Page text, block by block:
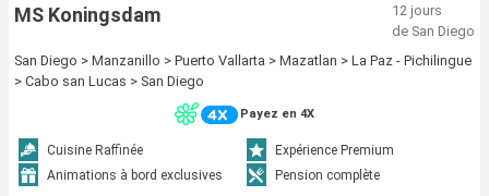
MS Koningsdam
12 jours
de San Diego
San Diego > Manzanillo > Puerto Vallarta > Mazatlan > La Paz - Pichilingue
> Cabo san Lucas > San Diego
Payez en 4X
Cuisine Raffinée
Expérience Premium
Animations à bord exclusives
Pension complète